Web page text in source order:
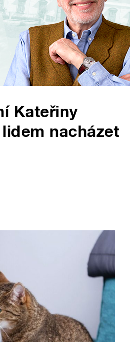
Kateřiny
nacházet